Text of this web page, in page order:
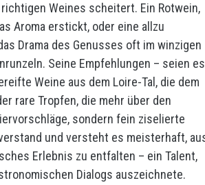
Weines scheitert. Ein Rotwein,
Aroma erstickt, oder eine allzu
Drama des Genusses oft im winzigen
Seine Empfehlungen – seien es
Weine aus dem Loire-Tal, die dem
rare Tropfen, die mehr über den
sondern fein ziselierte
und versteht es meisterhaft,
Erlebnis zu entfalten – ein Talent,
Dialogs auszeichnete.